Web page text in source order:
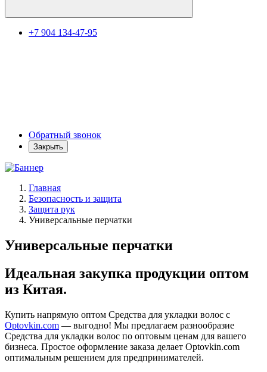
+7 904 134-47-95
Обратный звонок
Закрыть
Главная
Безопасность и защита
Защита рук
Универсальные перчатки
Универсальные перчатки
Идеальная закупка продукции оптом
из Китая.
Купить напрямую оптом Средства для укладки волос с
Optovkin.com — выгодно! Мы предлагаем разнообразие
Средства для укладки волос по оптовым ценам для вашего
бизнеса. Простое оформление заказа делает Optovkin.com
оптимальным решением для предпринимателей.